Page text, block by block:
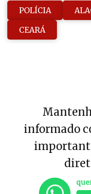
POLÍCIA
CEARÁ
informado